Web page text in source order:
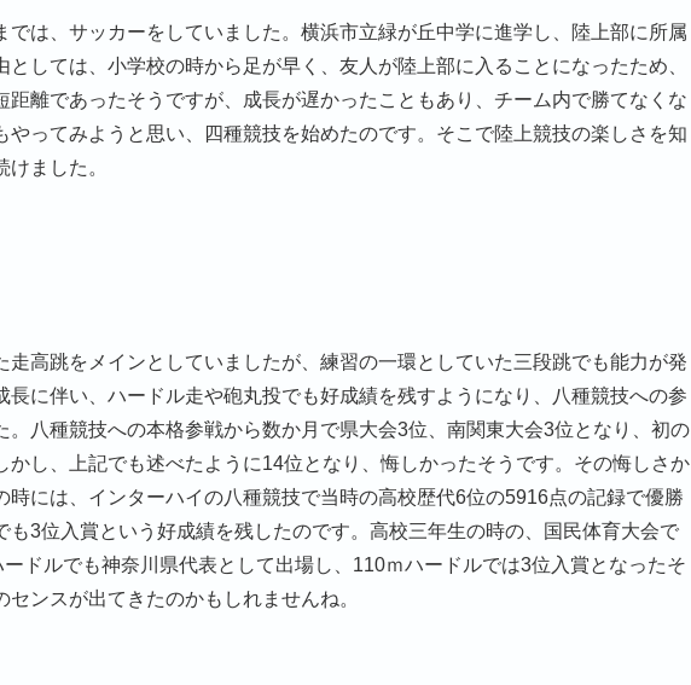
では、サッカーをしていました。横浜市立緑が丘中学に進学し、陸上部に所属
としては、小学校の時から足が早く、友人が陸上部に入ることになったため、
距離であったそうですが、成長が遅かったこともあり、チーム内で勝てなくな
やってみようと思い、四種競技を始めたのです。そこで陸上競技の楽しさを知
ました。
走高跳をメインとしていましたが、練習の一環としていた三段跳でも能力が発
長に伴い、ハードル走や砲丸投でも好成績を残すようになり、八種競技への参
。八種競技への本格参戦から数か月で県大会3位、南関東大会3位となり、初の
かし、上記でも述べたように14位となり、悔しかったそうです。その悔しさか
時には、インターハイの八種競技で当時の高校歴代6位の5916点の記録で優勝
も3位入賞という好成績を残したのです。高校三年生の時の、国民体育大会で
ドルでも神奈川県代表として出場し、110ｍハードルでは3位入賞となったそ
ンスが出てきたのかもしれませんね。